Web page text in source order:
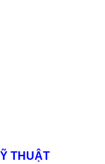
THUẬT